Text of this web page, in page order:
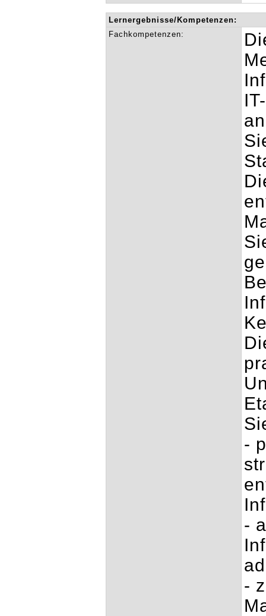
Lernergebnisse/Kompetenzen:
Fachkompetenzen:
-
-
-